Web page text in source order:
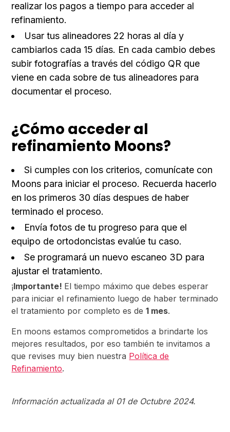
realizar los pagos a tiempo para acceder al
refinamiento.
Usar tus alineadores 22 horas al día y
cambiarlos cada 15 días. En cada cambio debes
subir fotografías a través del código QR que
viene en cada sobre de tus alineadores para
documentar el proceso.
¿Cómo acceder al
refinamiento Moons?
Si cumples con los criterios, comunícate con
Moons para iniciar el proceso. Recuerda hacerlo
en los primeros 30 días despues de haber
terminado el proceso.
Envía fotos de tu progreso para que el
equipo de ortodoncistas evalúe tu caso.
Se programará un nuevo escaneo 3D para
ajustar el tratamiento.
¡Importante! El tiempo máximo que debes esperar
para iniciar el refinamiento luego de haber terminado
el tratamiento por completo es de1 mes.
En moons estamos comprometidos a brindarte los
mejores resultados, por eso también te invitamos a
que revises muy bien nuestra Política de
Refinamiento.
Información actualizada al 01 de Octubre 2024.